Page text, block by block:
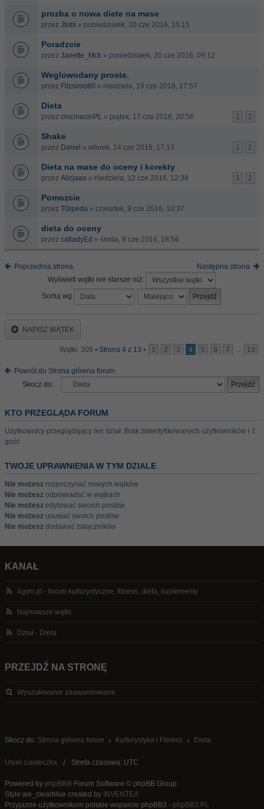
prozba o nowa diete na mase
przez Jtobi » poniedziałek, 20 cze 2016, 15:15
Poradzcie
przez Janette_Mck » poniedziałek, 20 cze 2016, 09:12
Weglowodany proste.
przez Fitzsimo80 » niedziela, 19 cze 2016, 17:57
Dieta
1 2
przez cincinacinPL » piątek, 17 cze 2016, 20:56
Shake
1 2
przez Darrel » wtorek, 14 cze 2016, 17:13
Dieta na mase do oceny i korekty
1 2
przez Alicjaaa » niedziela, 12 cze 2016, 12:38
Pomozcie
przez T0rpeda » czwartek, 9 cze 2016, 10:37
dieta do oceny
przez catladyEd » środa, 8 cze 2016, 18:56
Poprzednia strona
Następna strona
Wyświetl wątki nie starsze niż:
Sortuj wg
NAPISZ WĄTEK
Wątki: 305 • Strona 4 z 13 • 1 2 3 4 5 6 7 ... 13
Powrót do Strona główna forum
Skocz do:
KTO PRZEGLĄDA FORUM
Użytkownicy przeglądający ten dział: Brak zidentyfikowanych użytkowników i 1
gość
TWOJE UPRAWNIENIA W TYM DZIALE
Nie możesz rozpoczynać nowych wątków
Nie możesz odpowiadać w wątkach
Nie możesz edytować swoich postów
Nie możesz usuwać swoich postów
Nie możesz dodawać załączników
KANAŁ
4gym.pl - forum kulturystyczne, fitness, dieta, suplementy
Najnowsze wątki
Dział - Dieta
PRZEJDŹ NA STRONĘ
Wyszukiwanie zaawansowane
Skocz do: Strona główna forum Kulturystyka i Fitness Dieta
Usuń ciasteczka Strefa czasowa: UTC
Powered by phpBB® Forum Software © phpBB Group
Style we_clearblue created by INVENTEA
Przyjazne użytkownikom polskie wsparcie phpBB3 - phpBB3.PL